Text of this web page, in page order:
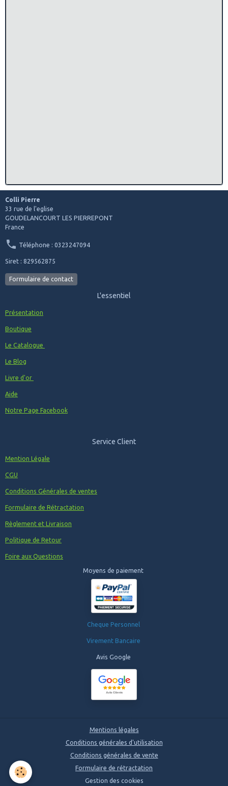
Colli Pierre
33 rue de l'eglise
GOUDELANCOURT LES PIERREPONT
France
Téléphone : 0323247094
Siret : 829562875
Formulaire de contact
L'essentiel
Présentation
Boutique
Le Catalogue
Le Blog
Livre d'or
Aide
Notre Page Facebook
Service Client
Mention Légale
CGU
Conditions Générales de ventes
Formulaire de Rétractation
Règlement et Livraison
Politique de Retour
Foire aux Questions
Moyens de paiement
Cheque Personnel
Virement Bancaire
Avis Google
Mentions légales
Conditions générales d'utilisation
Conditions générales de vente
Formulaire de rétractation
Gestion des cookies